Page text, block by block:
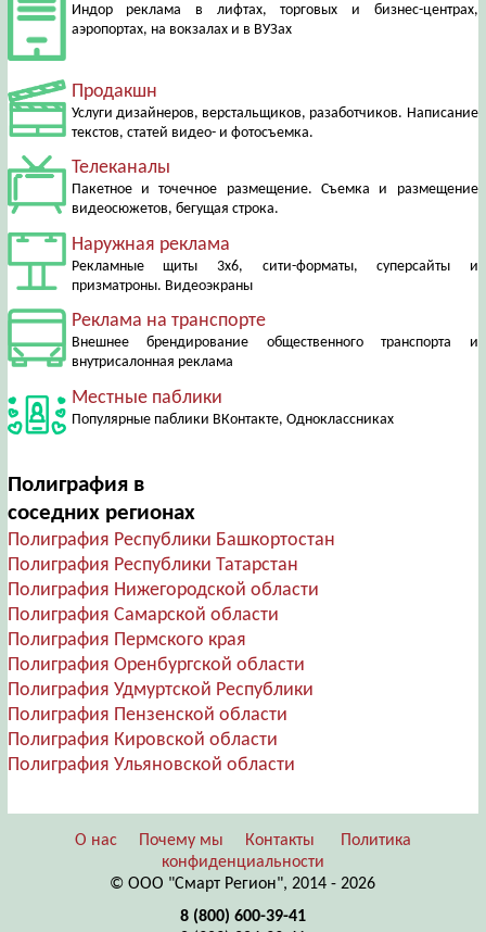
Индор реклама в лифтах, торговых и бизнес-центрах,
аэропортах, на вокзалах и в ВУЗах
Продакшн
Услуги дизайнеров, верстальщиков, разаботчиков. Написание
текстов, статей видео- и фотосъемка.
Телеканалы
Пакетное и точечное размещение. Съемка и размещение
видеосюжетов, бегущая строка.
Наружная реклама
Рекламные щиты 3х6, сити-форматы, суперсайты и
призматроны. Видеоэкраны
Реклама на транспорте
Внешнее брендирование общественного транспорта и
внутрисалонная реклама
Местные паблики
Популярные паблики ВКонтакте, Одноклассниках
Полиграфия в
соседних регионах
Полиграфия Республики Башкортостан
Полиграфия Республики Татарстан
Полиграфия Нижегородской области
Полиграфия Самарской области
Полиграфия Пермского края
Полиграфия Оренбургской области
Полиграфия Удмуртской Республики
Полиграфия Пензенской области
Полиграфия Кировской области
Полиграфия Ульяновской области
О нас Почему мы Контакты
Политика
конфиденциальности
© ООО "Смарт Регион", 2014 - 2026
8 (800) 600-39-41